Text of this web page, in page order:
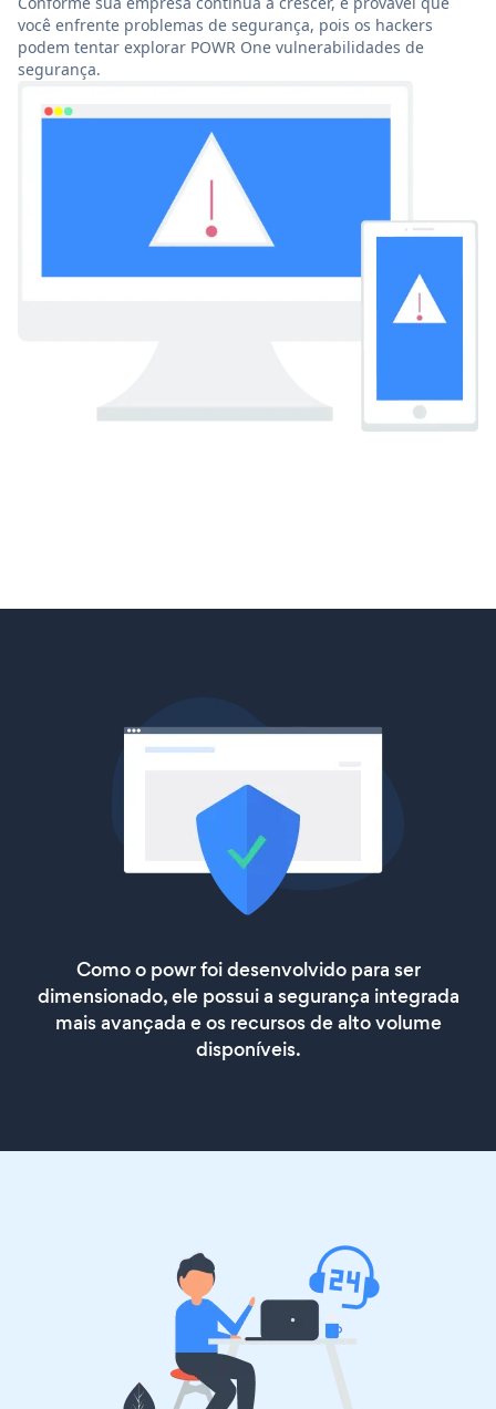
você enfrente problemas de segurança, pois os hackers
podem tentar explorar POWR One vulnerabilidades de
segurança.
Como o powr foi desenvolvido para ser
dimensionado, ele possui a segurança integrada
mais avançada e os recursos de alto volume
disponíveis.